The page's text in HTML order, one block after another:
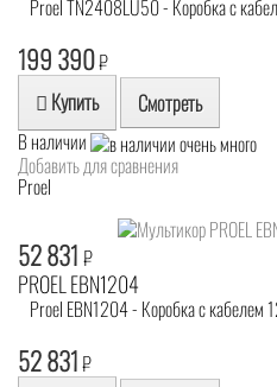
Proel TN2408LU50 - Коробка с
199 390₽
Купить Смотреть
В наличии
Добавить для сравнения
Proel
52 831 ₽
PROEL EBN1204
Proel EBN1204 - Коробка с кабелем
52 831₽